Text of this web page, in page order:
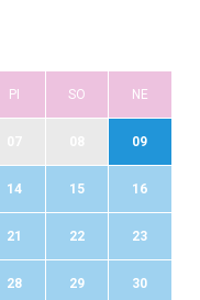
PI SO NE
09
14 15 16
21 22 23
28 29 30